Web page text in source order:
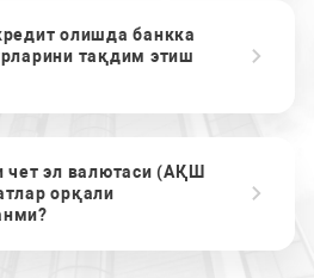
олишда банкка
тақдим этиш
чет эл валютаси (АҚШ
орқали